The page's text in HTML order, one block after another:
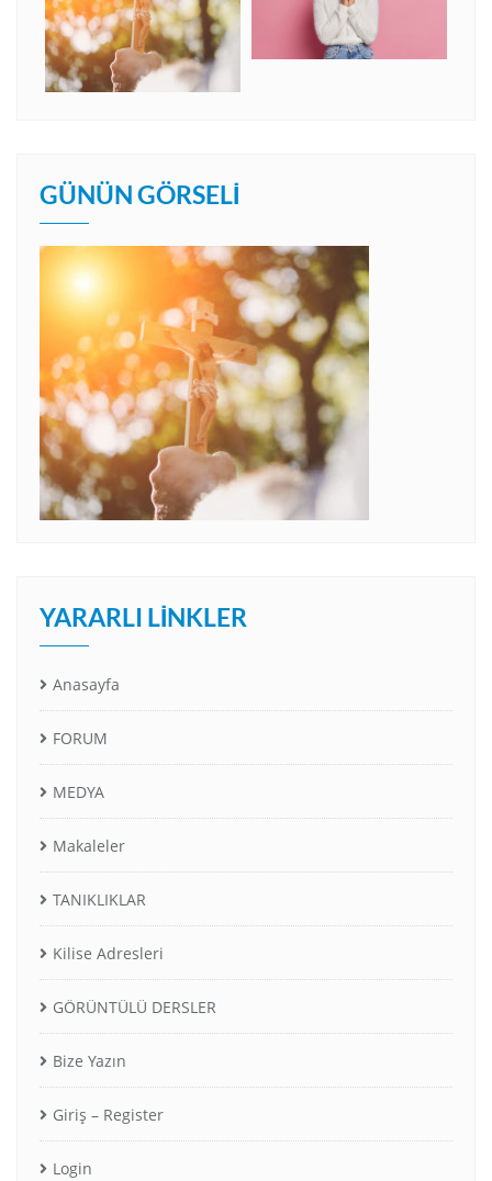
GÜNÜN GÖRSELI
YARARLI LINKLER
Anasayfa
FORUM
MEDYA
Makaleler
TANIKLIKLAR
Kilise Adresleri
GÖRÜNTÜLÜ DERSLER
Bize Yazın
Giriş – Register
Login